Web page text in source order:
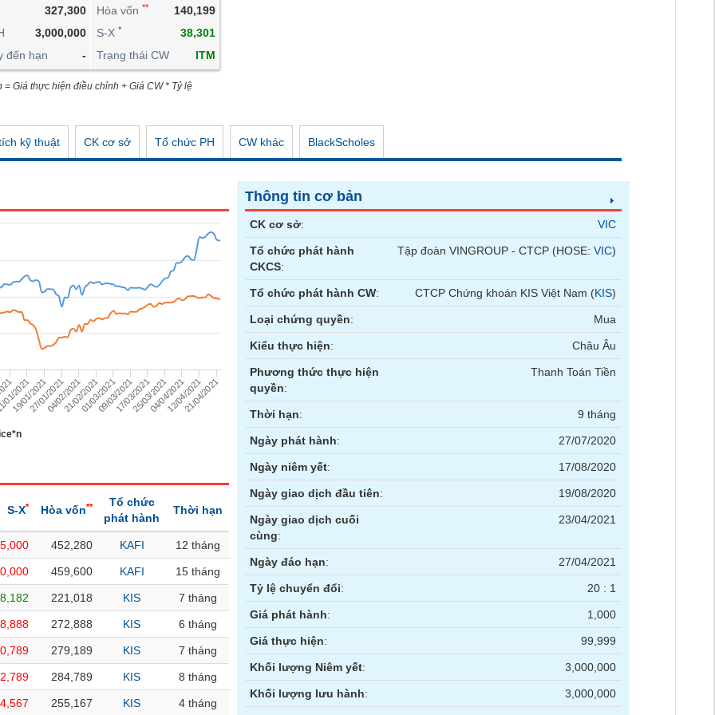
327,300
3,000,000
đến hạn
-
Hòa vốn **
140,199
S-X *
38,301
Trạng thái CW
ITM
Giá thực hiện điều chỉnh + Giá CW * Tỷ lệ
kỹ thuật CK cơ sở Tổ chức PH CW khác BlackScholes
2021
19/01/202127/01/202104/02/202121/02/202101/03/202109/03/202117/03/202125/03/202104/04/202112/04/2021
21/04/2021
S-X* Hòa vốn**
Tổ chức
phát hành
Thời hạn
452,280 KAFI 12 tháng
459,600 KAFI 15 tháng
221,018 KIS 7 tháng
272,888 KIS 6 tháng
279,189 KIS 7 tháng
284,789 KIS 8 tháng
255,167 KIS 4 tháng
Thông tin cơ bản
CK cơ sở: VIC
Tổ chức phát hành
CKCS:
Tập đoàn VINGROUP - CTCP (HOSE:VIC)
Tổ chức phát hành CW: CTCP Chứng khoán KIS Việt Nam (KIS)
Loại chứng quyền: Mua
Kiểu thực hiện: Châu Âu
Phương thức thực hiện
quyền:
Thanh Toán Tiền
Thời hạn: 9 tháng
Ngày phát hành: 27/07/2020
Ngày niêm yết: 17/08/2020
Ngày giao dịch đầu tiên: 19/08/2020
Ngày giao dịch cuối
cùng:
23/04/2021
Ngày đáo hạn: 27/04/2021
Tỷ lệ chuyển đổi: 20 : 1
Giá phát hành: 1,000
Giá thực hiện: 99,999
Khối lượng Niêm yết: 3,000,000
Khối lượng lưu hành: 3,000,000
CÔNG CỤ ĐẦU TƯ
XUẤT DỮ LIỆU
TIN MỚI
Hợp đồng tương lai Trái phiếu